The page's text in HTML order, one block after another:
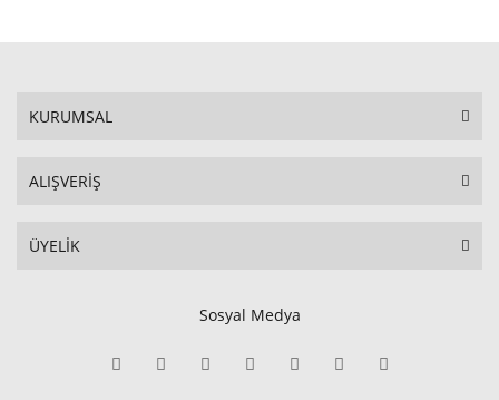
KURUMSAL
ALIŞVERİŞ
ÜYELİK
Sosyal Medya